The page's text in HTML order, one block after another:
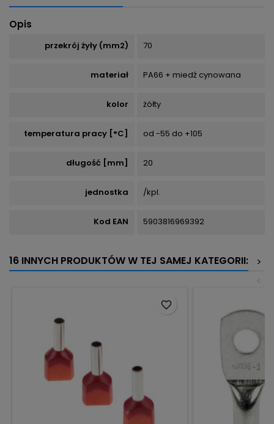
Opis
przekrój żyły (mm2) 70
materiał PA66 + miedź cynowana
kolor żółty
temperatura pracy [°C] od -55 do +105
długość [mm] 20
jednostka /kpl.
Kod EAN 5903816969392
16 INNYCH PRODUKTÓW W TEJ SAMEJ KATEGORII:
>
<
favorite_border